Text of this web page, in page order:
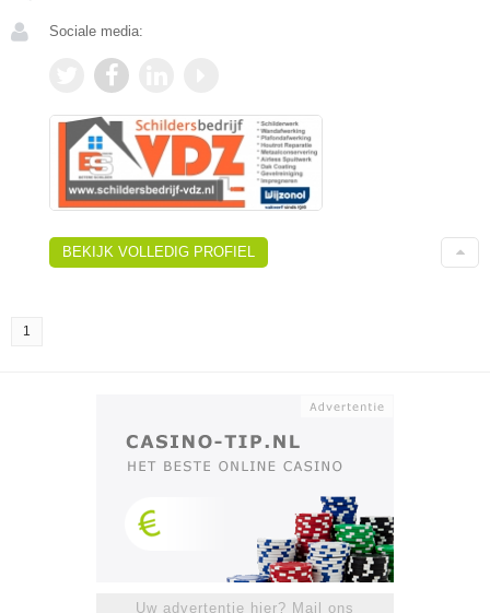
Sociale media:
BEKIJK VOLLEDIG PROFIEL
1
Uw advertentie hier? Mail ons